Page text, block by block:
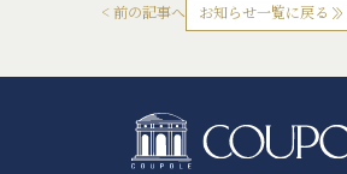
< 前の記事へ お知らせ一覧に戻る